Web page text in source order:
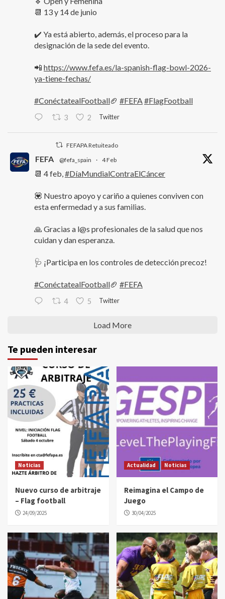
📆 13 y 14 de junio
✔️ Ya está abierto, además, el proceso para la
designación de la sede del evento.
📲 https://www.fefa.es/la-spanish-flag-bowl-2026-
ya-tiene-fechas/
#ConéctatealFootball🏈 #FEFA#FlagFootball
3 2 Twitter
FEFAPA Retuiteado
FEFA @fefa_spain · 4 Feb
📆 4 feb,#DíaMundialContraElCáncer
💟 Nuestro apoyo y cariño a quienes conviven con
esta enfermedad y a sus familias.
🙏 Gracias a l@s profesionales de la salud que nos
cuidan y dan esperanza.
🩺 ¡Participa en los controles de detección precoz!
#ConéctatealFootball🏈 #FEFA
4 5 Twitter
Load More
Te pueden interesar
Noticias
Nuevo curso de arbitraje
– Flag football
24/09/2025
Actualidad Noticias
Reimagina el Campo de
Juego
30/04/2025